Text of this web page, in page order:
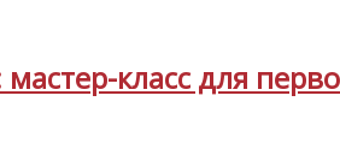
мастер-класс для